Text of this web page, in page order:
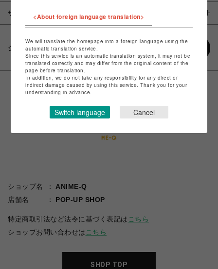
サイズ
シェアする
ショップ名
ANIME-Q
店舗名
POP-UP SHOP
特定商取引法など法令に基づく表記は こちら
ショップお問い合わせは こちら
SHOP TOP
<About foreign language translation>
We will translate the homepage into a foreign language using the
automatic translation service.
Since this service is an automatic translation system, it may not be
translated correctly and may differ from the original content of the
page before translation.
In addition, we do not take any responsibility for any direct or
indirect damage caused by using this service. Thank you for your
understanding in advance.
Switch language Cancel